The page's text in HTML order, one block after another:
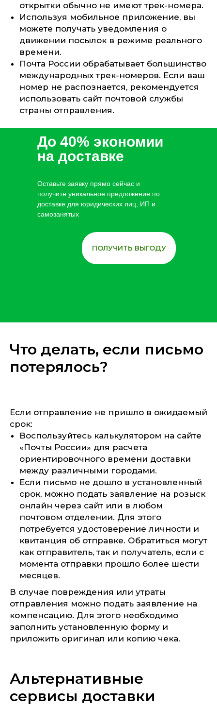
открытки обычно не имеют трек-номера.
Используя мобильное приложение, вы
можете получать уведомления о
движении посылок в режиме реального
времени.
Почта России обрабатывает большинство
международных трек-номеров. Если ваш
номер не распознается, рекомендуется
использовать сайт почтовой службы
страны отправления.
До 40% экономии
на доставке
Оставьте заявку прямо сейчас и
получите уникальное предложение по
доставке для юридических лиц, ИП и
самозанятых
ПОЛУЧИТЬ ВЫГОДУ
Что делать, если письмо
потерялось?
Если отправление не пришло в ожидаемый
срок:
Воспользуйтесь калькулятором на сайте
«Почты России» для расчета
ориентировочного времени доставки
между различными городами.
Если письмо не дошло в установленный
срок, можно подать заявление на розыск
онлайн через сайт или в любом
почтовом отделении. Для этого
потребуется удостоверение личности и
квитанция об отправке. Обратиться могут
как отправитель, так и получатель, если с
момента отправки прошло более шести
месяцев.
В случае повреждения или утраты
отправления можно подать заявление на
компенсацию. Для этого необходимо
заполнить установленную форму и
приложить оригинал или копию чека.
Альтернативные
сервисы доставки
Остались вопросы
по доставке?
Оставить заявку